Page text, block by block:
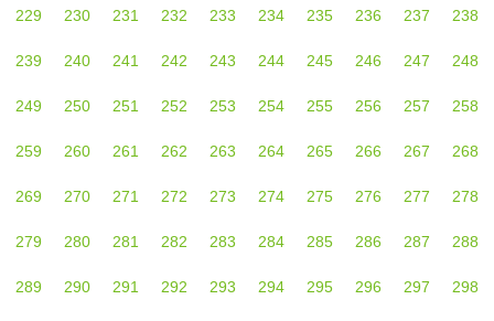
229 230 231 232 233 234 235 236 237 238
239 240 241 242 243 244 245 246 247 248
249 250 251 252 253 254 255 256 257 258
259 260 261 262 263 264 265 266 267 268
269 270 271 272 273 274 275 276 277 278
279 280 281 282 283 284 285 286 287 288
289 290 291 292 293 294 295 296 297 298